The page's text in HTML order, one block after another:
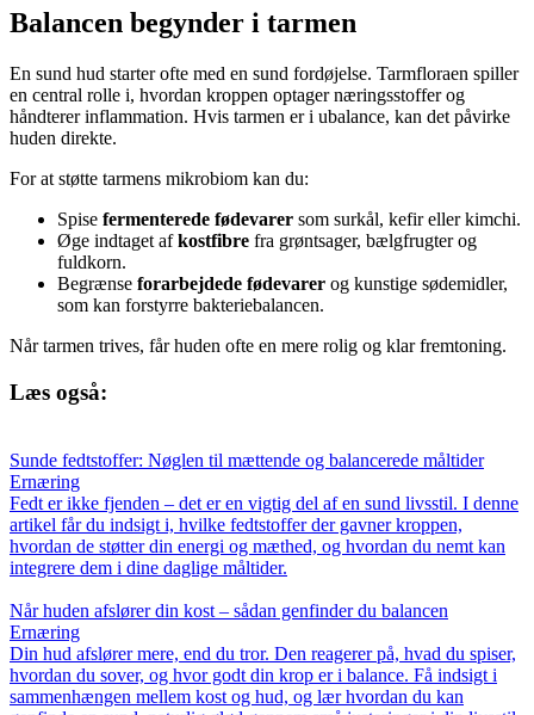
Balancen begynder i tarmen
En sund hud starter ofte med en sund fordøjelse. Tarmfloraen spiller
en central rolle i, hvordan kroppen optager næringsstoffer og
håndterer inflammation. Hvis tarmen er i ubalance, kan det påvirke
huden direkte.
For at støtte tarmens mikrobiom kan du:
Spise fermenterede fødevarer som surkål, kefir eller kimchi.
Øge indtaget afkostfibre fra grøntsager, bælgfrugter og
fuldkorn.
Begrænse forarbejdede fødevarer og kunstige sødemidler,
som kan forstyrre bakteriebalancen.
Når tarmen trives, får huden ofte en mere rolig og klar fremtoning.
Læs også:
Sunde fedtstoffer: Nøglen til mættende og balancerede måltider
Ernæring
Fedt er ikke fjenden – det er en vigtig del af en sund livsstil. I denne
artikel får du indsigt i, hvilke fedtstoffer der gavner kroppen,
hvordan de støtter din energi og mæthed, og hvordan du nemt kan
integrere dem i dine daglige måltider.
Når huden afslører din kost – sådan genfinder du balancen
Ernæring
Din hud afslører mere, end du tror. Den reagerer på, hvad du spiser,
hvordan du sover, og hvor godt din krop er i balance. Få indsigt i
sammenhængen mellem kost og hud, og lær hvordan du kan